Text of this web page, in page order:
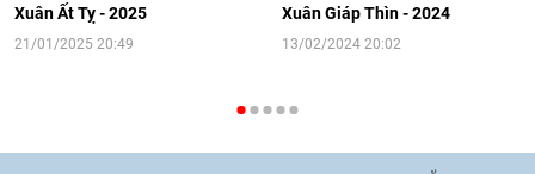
người Việt Nam ở nước ngoài
16:58|10/06/2026
Xuân Ất Tỵ - 2025
21/01/2025 20:49
Xuân Giáp Thìn - 2024
13/02/2024 20:02